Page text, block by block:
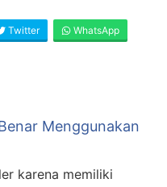
Twitter WhatsApp
Menggunakan
karena memiliki